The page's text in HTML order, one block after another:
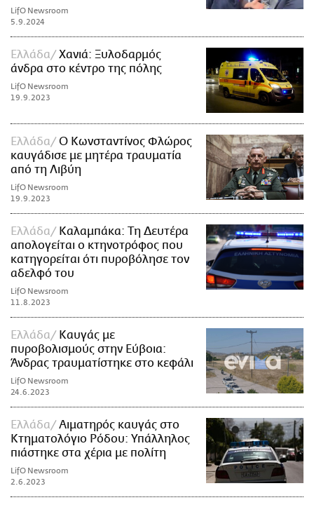
LifO Newsroom
5.9.2024
Ελλάδα
Xανιά: Ξυλοδαρμός
άνδρα στο κέντρο της πόλης
LifO Newsroom
19.9.2023
Ελλάδα
Ο Κωνσταντίνος Φλώρος
καυγάδισε με μητέρα τραυματία
από τη Λιβύη
LifO Newsroom
19.9.2023
Ελλάδα
Καλαμπάκα: Τη Δευτέρα
απολογείται ο κτηνοτρόφος που
κατηγορείται ότι πυροβόλησε τον
αδελφό του
LifO Newsroom
11.8.2023
Ελλάδα
Καυγάς με
πυροβολισμούς στην Εύβοια:
Άνδρας τραυματίστηκε στο κεφάλι
LifO Newsroom
24.6.2023
Ελλάδα
Αιματηρός καυγάς στο
Κτηματολόγιο Ρόδου: Υπάλληλος
πιάστηκε στα χέρια με πολίτη
LifO Newsroom
2.6.2023